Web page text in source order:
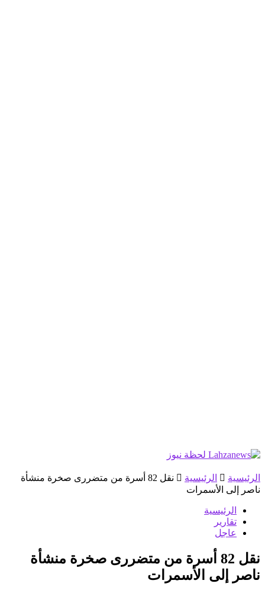
الرئيسية الرئيسية
نقل 82 أسرة من متضررى صخرة منشأة
ناصر إلى الأسمرات
الرئيسية
تقارير
عاجل
نقل 82 أسرة من متضررى صخرة منشأة
ناصر إلى الأسمرات